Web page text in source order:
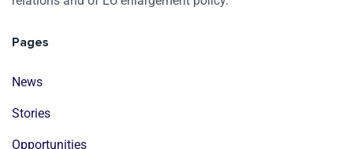
Pages
News
Stories
Opportunities